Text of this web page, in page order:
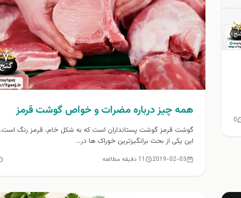
0
همه چیز درباره مضرات و خواص گوشت قرمز
گوشت قرمز گوشت پستانداران است که به شکل خام، قرمز رنگ است.
این یکی از بحث برانگیزترین خوراک ها در...
2019-02-03 11 دقیقه مطالعه